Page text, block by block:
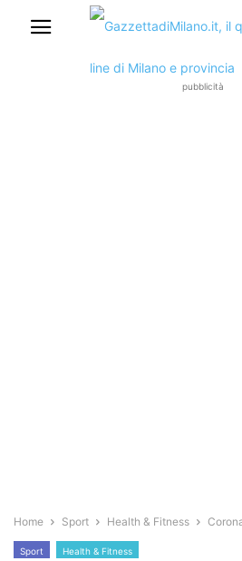
pubblicità
Home Sport Health & Fitness
Sport Health & Fitness